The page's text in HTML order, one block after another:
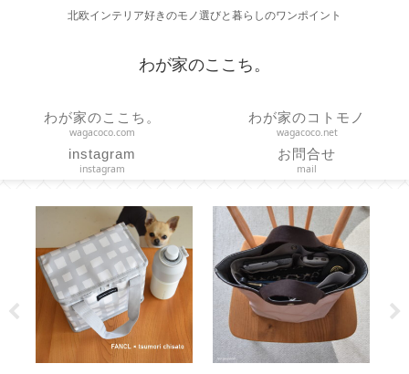
北欧インテリア好きのモノ選びと暮らしのワンポイント
わが家のここち。
わが家のここち。
wagacoco.com
わが家のコトモノ
wagacoco.net
instagram
instagram
お問合せ
mail